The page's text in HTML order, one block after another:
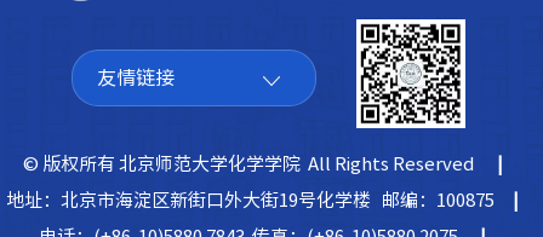
友情链接
© 版权所有 北京师范大学化学学院 All Rights Reserved
地址：北京市海淀区新街口外大街19号化学楼 邮编：100875